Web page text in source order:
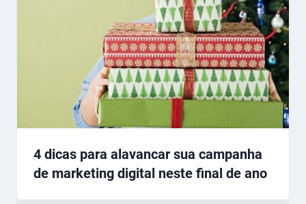
4 dicas para alavancar sua campanha
de marketing digital neste final de ano